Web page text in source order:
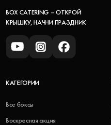
BOX CATERING – ОТКРОЙ
КРЫШКУ, НАЧНИ ПРАЗДНИК
КАТЕГОРИИ
Все боксы
Воскресная акция